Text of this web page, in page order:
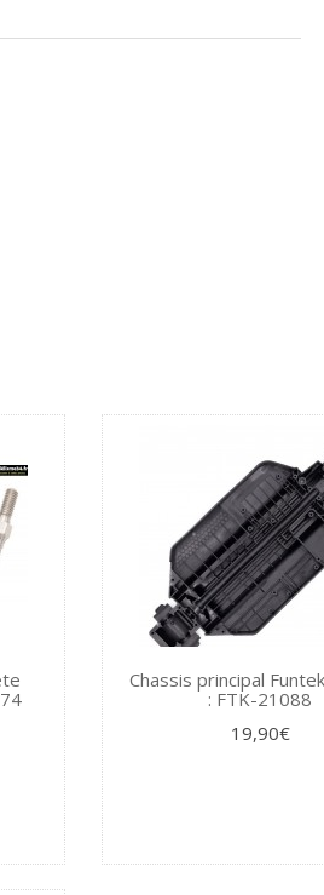
Chassis principal
: FTK-21088
19,90€